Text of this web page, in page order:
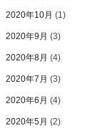
2020年10月 (1)
2020年9月 (3)
2020年8月 (4)
2020年7月 (3)
2020年6月 (4)
2020年5月 (2)